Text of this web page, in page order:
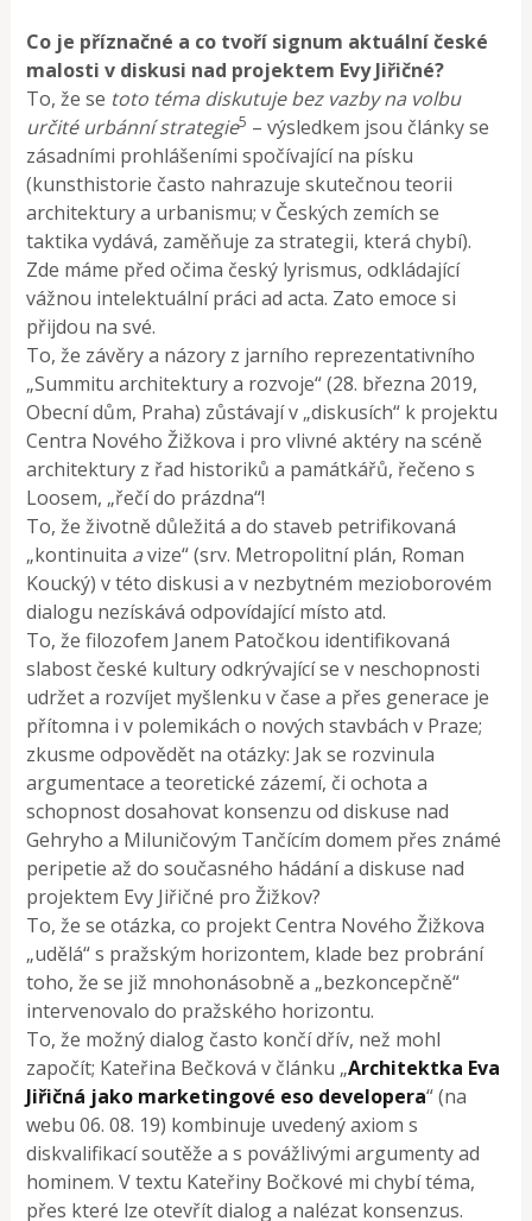
Co je příznačné a co tvoří signum aktuální české
malosti v diskusi nad projektem Evy Jiřičné?
To, že se toto téma diskutuje bez vazby na volbu
určité urbánní strategie5 – výsledkem jsou články se
zásadními prohlášeními spočívající na písku
(kunsthistorie často nahrazuje skutečnou teorii
architektury a urbanismu; v Českých zemích se
taktika vydává, zaměňuje za strategii, která chybí).
Zde máme před očima český lyrismus, odkládající
vážnou intelektuální práci ad acta. Zato emoce si
přijdou na své.
To, že závěry a názory z jarního reprezentativního
„Summitu architektury a rozvoje“ (28. března 2019,
Obecní dům, Praha) zůstávají v „diskusích“ k projektu
Centra Nového Žižkova i pro vlivné aktéry na scéně
architektury z řad historiků a památkářů, řečeno s
Loosem, „řečí do prázdna“!
To, že životně důležitá a do staveb petrifikovaná
„kontinuita avize“ (srv. Metropolitní plán, Roman
Koucký) v této diskusi a v nezbytném mezioborovém
dialogu nezískává odpovídající místo atd.
To, že filozofem Janem Patočkou identifikovaná
slabost české kultury odkrývající se v neschopnosti
udržet a rozvíjet myšlenku v čase a přes generace je
přítomna i v polemikách o nových stavbách v Praze;
zkusme odpovědět na otázky: Jak se rozvinula
argumentace a teoretické zázemí, či ochota a
schopnost dosahovat konsenzu od diskuse nad
Gehryho a Miluničovým Tančícím domem přes známé
peripetie až do současného hádání a diskuse nad
projektem Evy Jiřičné pro Žižkov?
To, že se otázka, co projekt Centra Nového Žižkova
„udělá“ s pražským horizontem, klade bez probrání
toho, že se již mnohonásobně a „bezkoncepčně“
intervenovalo do pražského horizontu.
To, že možný dialog často končí dřív, než mohl
započít; Kateřina Bečková v článku „Architektka Eva
Jiřičná jako marketingové eso developera“ (na
webu 06. 08. 19) kombinuje uvedený axiom s
diskvalifikací soutěže a s povážlivými argumenty ad
hominem. V textu Kateřiny Bočkové mi chybí téma,
přes které lze otevřít dialog a nalézat konsenzus.